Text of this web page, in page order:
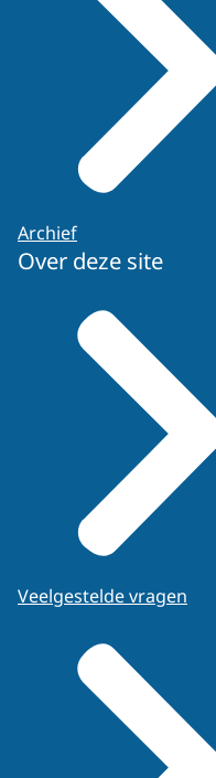
Archief
Over deze site
Veelgestelde vragen